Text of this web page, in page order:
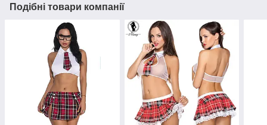
Подібні товари компанії